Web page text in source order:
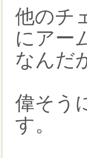
他のチ
にアー
なんだ
偉そう
す。